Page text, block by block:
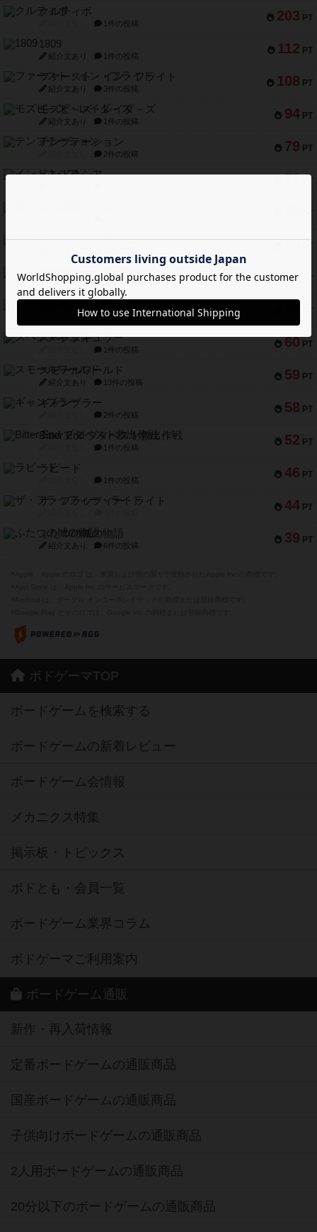
203 PT
クルティボ
1件の投稿
112 PT
1809
紹介文あり 1件の投稿
108 PT
ファースト・イン・フライト
紹介文あり 3件の投稿
94 PT
モズビ－ズ・レイダ－ズ
紹介文あり 1件の投稿
79 PT
テンプテーション
2件の投稿
78 PT
インドネシア
PT
73 PT
リスボン・トラム 28
73 PT
アマナイト
紹介文なし 1件の投稿
PT
紹介文なし 1件の投稿
60 PT
スペクタキュラー
1件の投稿
59 PT
スモールワールド
紹介文あり 13件の投稿
58 PT
ギャンブラー
2件の投稿
52 PT
Bitter End ブタペスト救出作戦
1件の投稿
46 PT
ラピード
1件の投稿
44 PT
ザ・フラッフィー・ライト
39 PT
ふたつの城の物語
紹介文あり 6件の投稿
ボドゲーマTOP
ボードゲームを検索する
ボードゲームの新着レビュー
ボードゲーム会情報
メカニクス特集
掲示板・トピックス
ボドとも・会員一覧
ボードゲーム業界コラム
ボドゲーマご利用案内
ボードゲーム通販
新作・再入荷情報
定番ボードゲームの通販商品
国産ボードゲームの通販商品
子供向けボードゲームの通販商品
2人用ボードゲームの通販商品
20分以下のボードゲームの通販商品